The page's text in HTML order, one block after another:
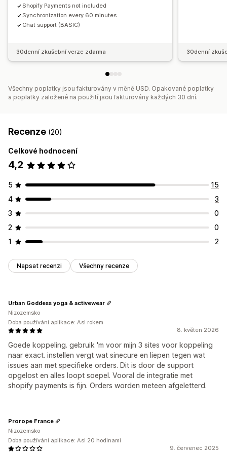
Shopify Payments not included
Synchronization every 60 minutes
Chat support (BASIC)
30denní zkušební verze zdarma 30denní
Všechny poplatky jsou fakturovány v měně USD. Opakované poplatky
a poplatky založené na použití jsou fakturovány každých 30 dní.
Recenze (20)
Celkové hodnocení
4,2
5
15
4
3
3
0
2
0
1
2
Napsat recenzi Všechny recenze
8. květen 2026
Goede koppeling. gebruik 'm voor mijn 3 sites voor koppeling
naar exact. instellen vergt wat sinecure en liepen tegen wat
issues aan met specifieke orders. Dit is door de support
opgelost en alles loopt soepel. Vooral de integratie met
shopify payments is fijn. Orders worden meteen afgeletterd.
Urban Goddess yoga & activewear
Nizozemsko
Doba používání aplikace: Asi rokem
9. červenec 2025
Prorope France
Nizozemsko
Doba používání aplikace: Asi 20 hodinami